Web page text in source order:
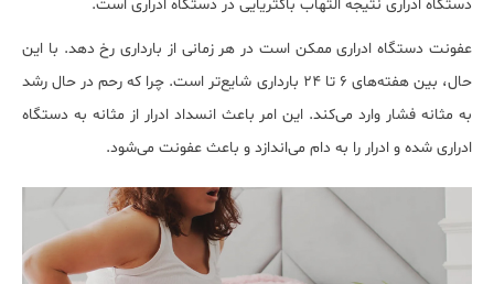
دستگاه ادراری نتیجه التهاب باکتریایی در دستگاه ادراری است.
عفونت دستگاه ادراری ممکن است در هر زمانی از بارداری رخ دهد. با این
حال، بین هفته‌های ۶ تا ۲۴ بارداری شایع‌تر است. چرا که رحم در حال رشد
به مثانه فشار وارد می‎‌کند. این امر باعث انسداد ادرار از مثانه به دستگاه
ادراری شده و ادرار را به دام می‌‎اندازد و باعث عفونت می‏‌شود.